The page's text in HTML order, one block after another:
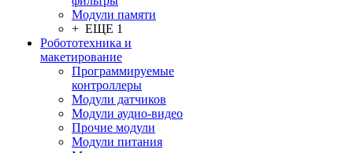
Модули памяти
+ ЕЩЕ 1
Робототехника и
макетирование
Программируемые
контроллеры
Модули датчиков
Модули аудио-видео
Прочие модули
Модули питания